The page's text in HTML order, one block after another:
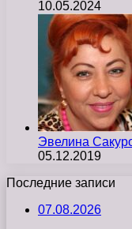
10.05.2024
Эвелина
05.12.2019
Последние записи
07.08.2026